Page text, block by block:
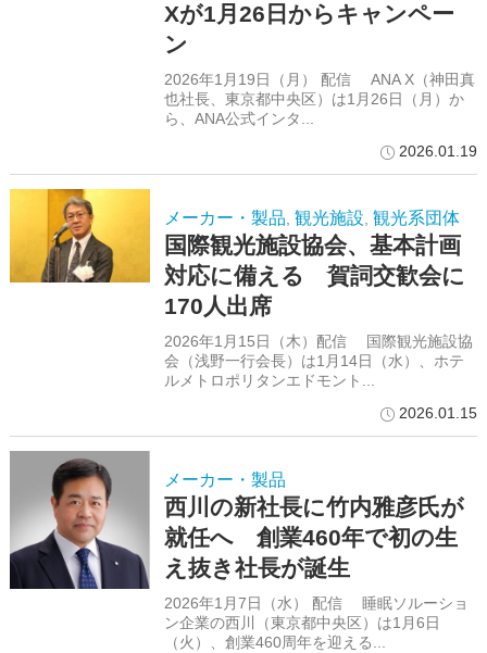
Xが1月26日からキャンペー
ン
2026年1月19日（月） 配信 ANA X（神田真
也社長、東京都中央区）は1月26日（月）か
ら、ANA公式インタ...
2026.01.19
メーカー・製品, 観光施設, 観光系団体
国際観光施設協会、基本計画
対応に備える 賀詞交歓会に
170人出席
2026年1月15日（木）配信 国際観光施設協
会（浅野一行会長）は1月14日（水）、ホテ
ルメトロポリタンエドモント...
2026.01.15
メーカー・製品
西川の新社長に竹内雅彦氏が
就任へ 創業460年で初の生
え抜き社長が誕生
2026年1月7日（水） 配信 睡眠ソルーショ
ン企業の西川（東京都中央区）は1月6日
（火）、創業460周年を迎える...